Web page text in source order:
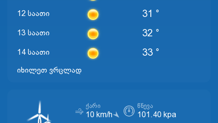
12 საათი 31 °
13 საათი 32 °
14 საათი 33 °
იხილეთ ვრცლად
ᲥᲐᲠᲘ
10 km/h
ᲬᲜᲔᲕᲐ
101.40 kpa